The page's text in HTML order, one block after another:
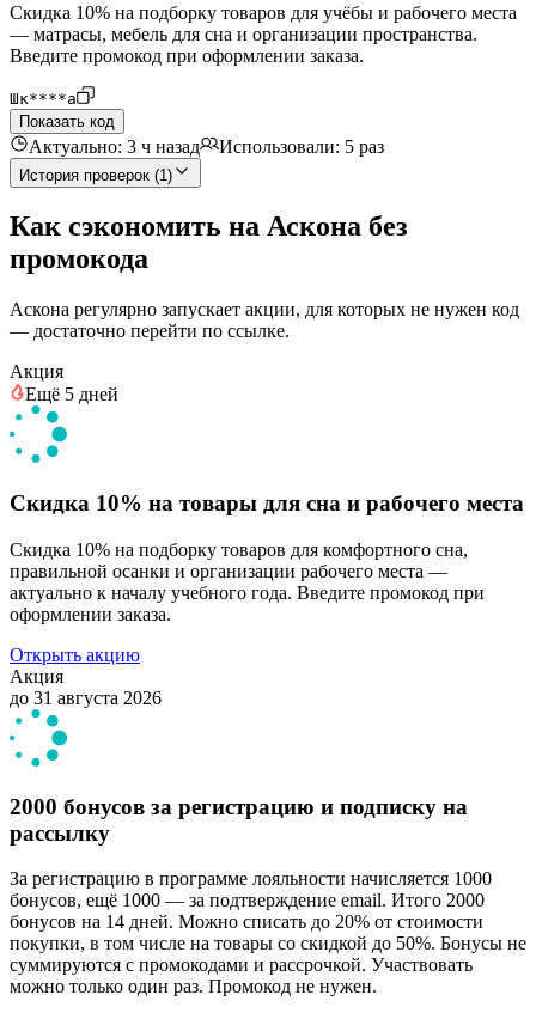
Скидка 10% на подборку товаров для учёбы и рабочего места
— матрасы, мебель для сна и организации пространства.
Введите промокод при оформлении заказа.
Шк****а
Показать код
Актуально: 3 ч назад Использовали: 5 раз
История проверок (1)
Как сэкономить на Аскона без
промокода
Аскона регулярно запускает акции, для которых не нужен код
— достаточно перейти по ссылке.
Акция
Ещё 5 дней
Скидка 10% на товары для сна и рабочего места
Скидка 10% на подборку товаров для комфортного сна,
правильной осанки и организации рабочего места —
актуально к началу учебного года. Введите промокод при
оформлении заказа.
Открыть акцию
Акция
до 31 августа 2026
2000 бонусов за регистрацию и подписку на
рассылку
За регистрацию в программе лояльности начисляется 1000
бонусов, ещё 1000 — за подтверждение email. Итого 2000
бонусов на 14 дней. Можно списать до 20% от стоимости
покупки, в том числе на товары со скидкой до 50%. Бонусы не
суммируются с промокодами и рассрочкой. Участвовать
можно только один раз. Промокод не нужен.